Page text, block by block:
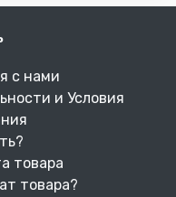
с нами
и Условия
товара
товара?